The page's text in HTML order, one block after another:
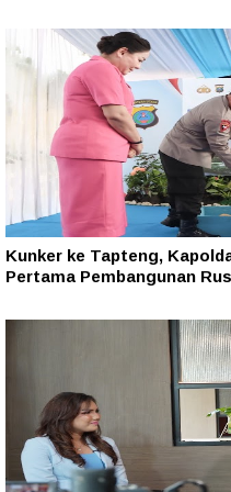
Kunker ke Tapteng,
Pertama Pembangunan